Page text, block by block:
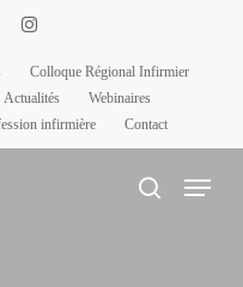
Colloque Régional Infirmier
Actualités
Webinaires
infirmière Contact
rechercher
Menu